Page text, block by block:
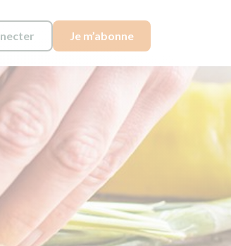
Je m’abonne